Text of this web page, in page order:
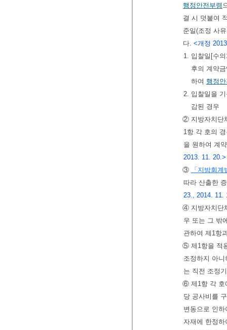
행정안전부령
결 시 덧붙여
준일(조정 사
다. <개정
1. 입찰일[수
후의 계약
하여 행정
2. 입찰일을
감된 경우
② 지방자치단
1항 각 호의
을 원하여 계
2013. 11. 20.>
③
「지방회
따라 산출한
23., 2014. 11.
④ 지방자치단
우 또는 그 밖
관하여 제1항
⑤ 제1항을 적
조정하지 아
는 직전 조정
⑥ 제1항 각 호
당 공사비를
변동으로 인
자재에 한정